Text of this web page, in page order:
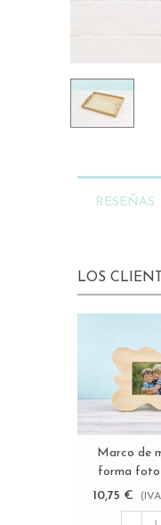
RESEÑAS
LOS
Marco de
forma
10,75 €